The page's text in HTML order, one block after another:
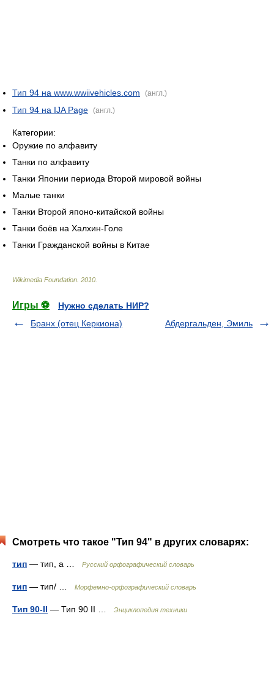
Тип 94 на www.wwiivehicles.com (англ.)
Тип 94 на IJA Page (англ.)
Категории:
Оружие по алфавиту
Танки по алфавиту
Танки Японии периода Второй мировой войны
Малые танки
Танки Второй японо-китайской войны
Танки боёв на Халхин-Голе
Танки Гражданской войны в Китае
Wikimedia Foundation 2010
Игры ⚽
Нужно сделать НИР?
Бранх (отец Керкиона)
Абдергальден, Эмиль
Смотреть что такое "Тип 94" в других словарях:
тип — тип, а … Русский орфографический словарь
тип — тип/ … Морфемно-орфографический словарь
Тип 90-II — Тип 90 II … Энциклопедия техники